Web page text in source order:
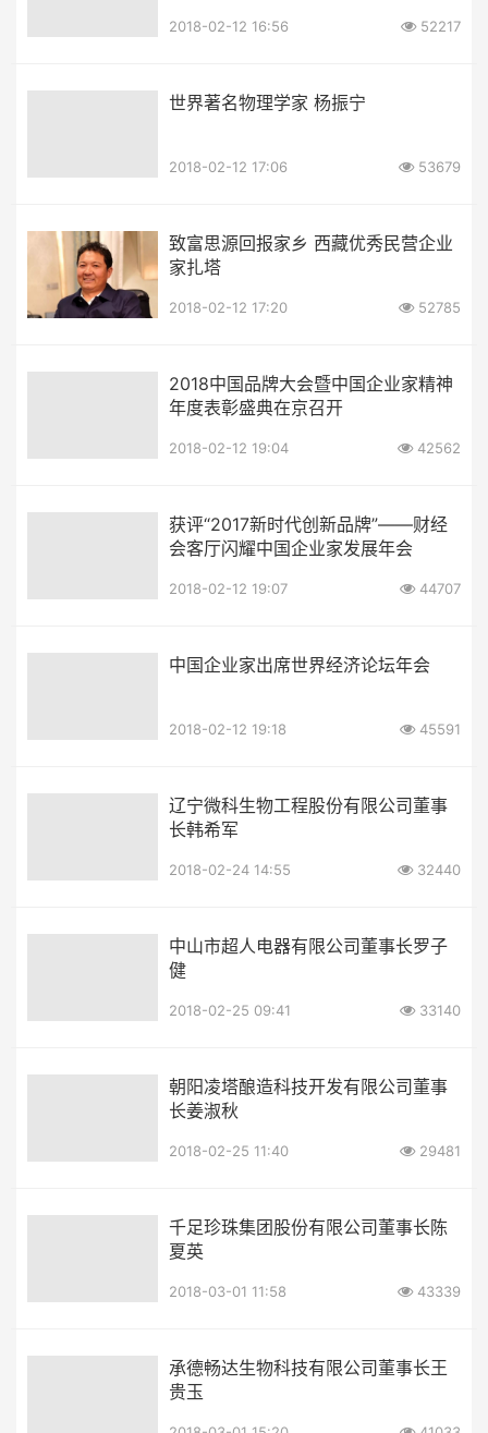
2018-02-12 16:56 52217
世界著名物理学家 杨振宁
2018-02-12 17:06 53679
致富思源回报家乡 西藏优秀民营企业
家扎塔
2018-02-12 17:20 52785
2018中国品牌大会暨中国企业家精神
年度表彰盛典在京召开
2018-02-12 19:04 42562
获评“2017新时代创新品牌”——财经
会客厅闪耀中国企业家发展年会
2018-02-12 19:07 44707
中国企业家出席世界经济论坛年会
2018-02-12 19:18 45591
辽宁微科生物工程股份有限公司董事
长韩希军
2018-02-24 14:55 32440
中山市超人电器有限公司董事长罗子
健
2018-02-25 09:41 33140
朝阳凌塔酿造科技开发有限公司董事
长姜淑秋
2018-02-25 11:40 29481
千足珍珠集团股份有限公司董事长陈
夏英
2018-03-01 11:58 43339
承德畅达生物科技有限公司董事长王
贵玉